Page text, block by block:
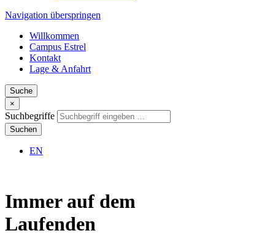
Navigation überspringen
Willkommen
Campus Estrel
Kontakt
Lage & Anfahrt
Suche
×
Suchbegriffe
Suchen
EN
Immer auf dem
Laufenden